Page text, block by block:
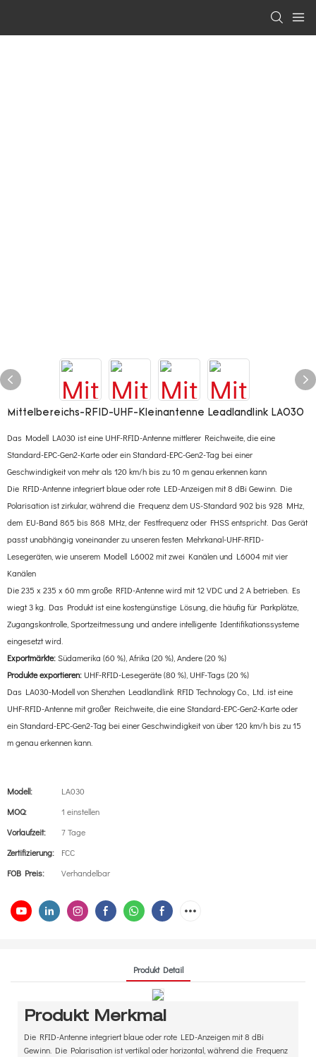
Mittelbereichs-RFID-UHF-Kleinantenne Leadlandlink LA030
Das Modell LA030 ist eine UHF-RFID-Antenne mittlerer Reichweite, die eine
Standard-EPC-Gen2-Karte oder ein Standard-EPC-Gen2-Tag bei einer
Geschwindigkeit von mehr als 120 km/h bis zu 10 m genau erkennen kann
Die RFID-Antenne integriert blaue oder rote LED-Anzeigen mit 8 dBi Gewinn. Die
Polarisation ist zirkular, während die Frequenz dem US-Standard 902 bis 928 MHz,
dem EU-Band 865 bis 868 MHz, der Festfrequenz oder FHSS entspricht. Das Gerät
passt unabhängig voneinander zu unseren festen Mehrkanal-UHF-RFID-
Lesegeräten, wie unserem Modell L6002 mit zwei Kanälen und L6004 mit vier
Kanälen
Die 235 x 235 x 60 mm große RFID-Antenne wird mit 12 VDC und 2 A betrieben. Es
wiegt 3 kg. Das Produkt ist eine kostengünstige Lösung, die häufig für Parkplätze,
Zugangskontrolle, Sportzeitmessung und andere intelligente Identifikationssysteme
eingesetzt wird.
Exportmärkte:Südamerika (60 %), Afrika (20 %), Andere (20 %)
Produkte exportieren: UHF-RFID-Lesegeräte (80 %), UHF-Tags (20 %)
Das LA030-Modell von Shenzhen Leadlandlink RFID Technology Co., Ltd. ist eine
UHF-RFID-Antenne mit großer Reichweite, die eine Standard-EPC-Gen2-Karte oder
ein Standard-EPC-Gen2-Tag bei einer Geschwindigkeit von über 120 km/h bis zu 15
m genau erkennen kann.
Modell:
LA030
MOQ:
1 einstellen
Vorlaufzeit:
7 Tage
Zertifizierung:
FCC
FOB Preis:
Verhandelbar
Produkt Detail
Produkt Merkmal
Die RFID-Antenne integriert blaue oder rote LED-Anzeigen mit 8 dBi
Gewinn. Die Polarisation ist vertikal oder horizontal, während die Frequenz